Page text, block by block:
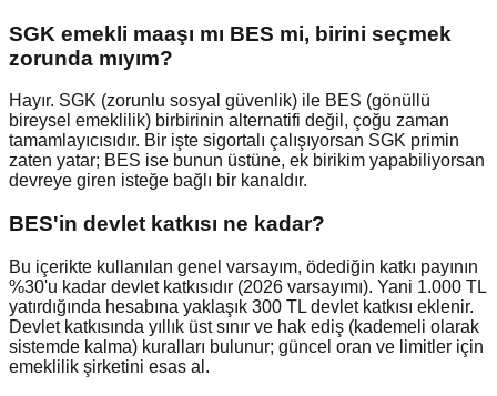
SGK emekli maaşı mı BES mi, birini seçmek
zorunda mıyım?
Hayır. SGK (zorunlu sosyal güvenlik) ile BES (gönüllü
bireysel emeklilik) birbirinin alternatifi değil, çoğu zaman
tamamlayıcısıdır. Bir işte sigortalı çalışıyorsan SGK primin
zaten yatar; BES ise bunun üstüne, ek birikim yapabiliyorsan
devreye giren isteğe bağlı bir kanaldır.
BES'in devlet katkısı ne kadar?
Bu içerikte kullanılan genel varsayım, ödediğin katkı payının
%30'u kadar devlet katkısıdır (2026 varsayımı). Yani 1.000 TL
yatırdığında hesabına yaklaşık 300 TL devlet katkısı eklenir.
Devlet katkısında yıllık üst sınır ve hak ediş (kademeli olarak
sistemde kalma) kuralları bulunur; güncel oran ve limitler için
emeklilik şirketini esas al.